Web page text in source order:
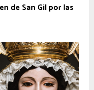
de San Gil por las